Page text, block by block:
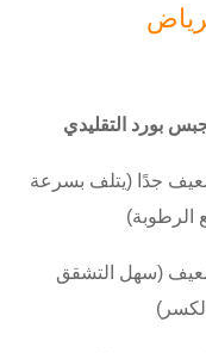
بورد التقليدي
جدًا (يتلف بسرعة
الرطوبة)
(سهل التشقق